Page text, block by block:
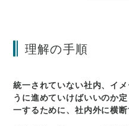
理解の手順
統一されていない社内、イ
うに進めていけばいいのか
一するために、社内外に横